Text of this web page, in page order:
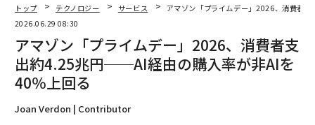
ポジションに雇用された人々を追跡し、人種・民族、性
別、障害の観点からキャストの構成を調査した。また、
これらの配信映画が、異なる人口統計学的背景を持つ視
聴者の間で、テレビおよびソーシャルメディアの視聴率
の面でどのような成績を収めたかも調査した。
以下が本報告書の主要な調査結果である。
トップ テクノロジー サービス
アマゾン「プライムデー」2026、消費者
2026.06.29 08:30
アマゾン「プライムデー」2026、消費者支
出約4.25兆円──AI経由の購入率が非AIを
40％上回る
Joan Verdon | Contributor